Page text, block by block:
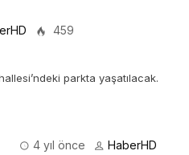
459
parkta yaşatılacak.
4 yıl önce
HaberHD